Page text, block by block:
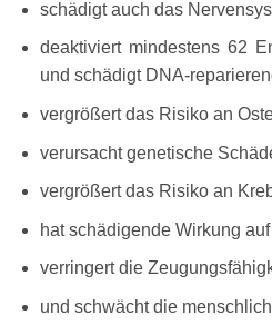
schädigt auch das
deaktiviert mindestens 62
und schädigt DNA-
vergrößert das Risiko an
verursacht genetische
vergrößert das Risiko an
hat schädigende Wirkung
verringert die
und schwächt die